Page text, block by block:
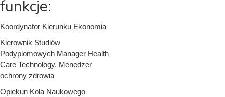
funkcje:
Koordynator Kierunku Ekonomia
Kierownik Studiów
Podyplomowych Manager Health
Care Technology. Menedżer
ochrony zdrowia
Opiekun Koła Naukowego